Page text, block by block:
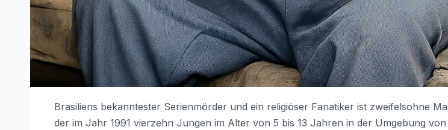
Brasiliens bekanntester Serienmörder und ein religiöser Fanatiker ist zweifelsohne
der im Jahr 1991 vierzehn Jungen im Alter von 5 bis 13 Jahren in der Umgebung